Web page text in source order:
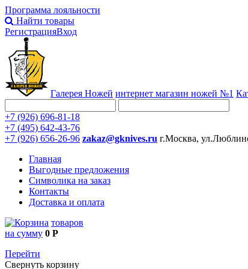
Программа лояльности
Найти товары
РегистрацияВход
Галерея Ножей интернет магазин ножей №1
+7 (926) 696-81-18
+7 (495) 642-43-76
+7 (926) 656-26-96 zakaz@gknives.ru г.Москва,
Главная
Выгодные предложения
Символика на заказ
Контакты
Доставка и оплата
товаров
на сумму 0 Р
Перейти
Свернуть корзину